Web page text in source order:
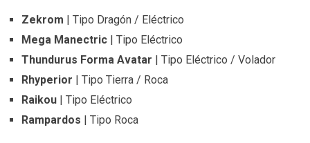
Zekrom | Tipo Dragón / Eléctrico
Mega Manectric | Tipo Eléctrico
Thundurus Forma Avatar | Tipo Eléctrico / Volador
Rhyperior | Tipo Tierra / Roca
Raikou | Tipo Eléctrico
Rampardos | Tipo Roca